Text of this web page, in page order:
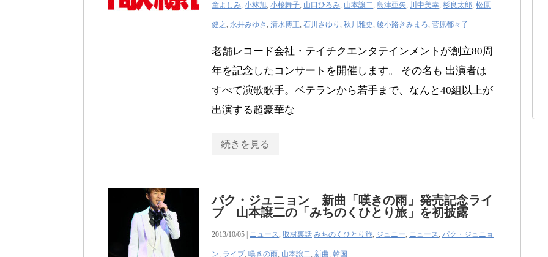
童よしみ, 小林旭, 小桜舞子, 山口ひろみ, 山本譲二, 島津亜矢, 川中美幸, 杉良太郎, 松原
健之, 永井みゆき, 清水博正, 石川さゆり , 秋川雅史, 綾小路きみまろ, 菅原都々子
老舗レコード会社・テイチクエンタテインメントが創立80周
年を記念したコンサートを開催します。 その名も 出演者は
すべて演歌歌手。ベテランから若手まで、なんと40組以上が
出演する超豪華な
続きを見る
パク・ジュニョン 新曲「嘆きの雨」発売記念ライ
ブ 山本譲二の「みちのくひとり旅」を初披露
2013/10/05 | ニュース, 取材裏話 みちのくひとり旅, ジュニー, ニュース, パク・ジュニョ
ン, ライブ, 嘆きの雨, 山本譲二, 新曲, 韓国